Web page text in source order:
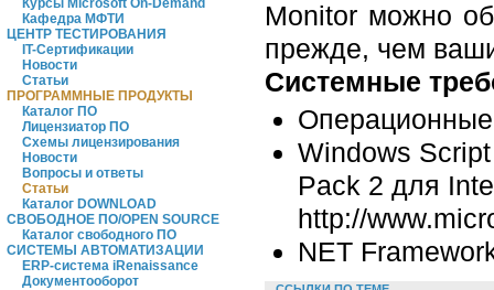
Курсы Microsoft On-Demand
Кафедра МФТИ
ЦЕНТР ТЕСТИРОВАНИЯ
IT-Сертификации
Новости
Статьи
ПРОГРАММНЫЕ ПРОДУКТЫ
Каталог ПО
Лицензиатор ПО
Схемы лицензирования
Новости
Вопросы и ответы
Статьи
Каталог DOWNLOAD
СВОБОДНОЕ ПО/OPEN SOURCE
Каталог свободного ПО
СИСТЕМЫ АВТОМАТИЗАЦИИ
ERP-система iRenaissance
Документооборот
Monitor можно
прежде, чем
Системные
Windows
Pack 2 для
http://
NET